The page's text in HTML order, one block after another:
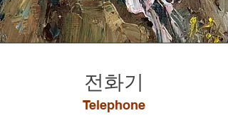
​전화기
Telephone